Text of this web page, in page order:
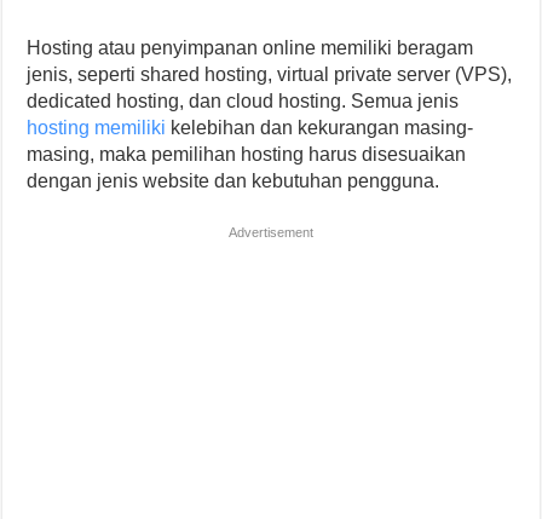
Hosting atau penyimpanan online memiliki beragam
jenis, seperti shared hosting, virtual private server (VPS),
dedicated hosting, dan cloud hosting. Semua jenis
hosting memiliki kelebihan dan kekurangan masing-
masing, maka pemilihan hosting harus disesuaikan
dengan jenis website dan kebutuhan pengguna.
Advertisement